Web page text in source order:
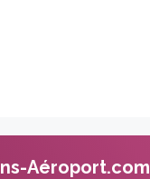
Aéroport.com